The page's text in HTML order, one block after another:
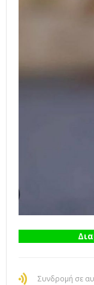
Συνδρομή σε